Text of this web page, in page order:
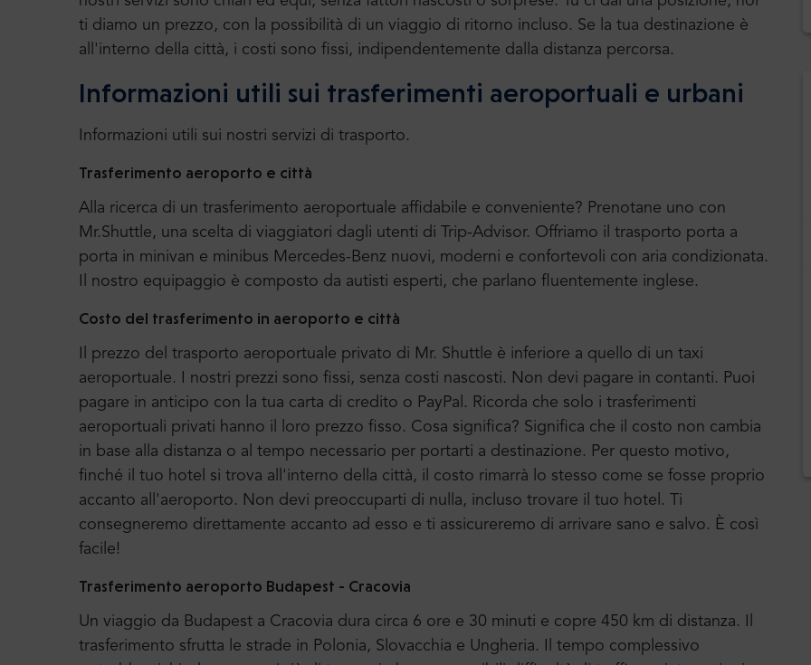
ti diamo un prezzo, con la possibilità di un viaggio di ritorno incluso. Se la tua destinazione è
all'interno della città, i costi sono fissi, indipendentemente dalla distanza percorsa.
Informazioni utili sui trasferimenti aeroportuali e urbani
Informazioni utili sui nostri servizi di trasporto.
Trasferimento aeroporto e città
Alla ricerca di un trasferimento aeroportuale affidabile e conveniente? Prenotane uno con
Mr.Shuttle, una scelta di viaggiatori dagli utenti di Trip-Advisor. Offriamo il trasporto porta a
porta in minivan e minibus Mercedes-Benz nuovi, moderni e confortevoli con aria condizionata.
Il nostro equipaggio è composto da autisti esperti, che parlano fluentemente inglese.
Costo del trasferimento in aeroporto e città
Il prezzo del trasporto aeroportuale privato di Mr. Shuttle è inferiore a quello di un taxi
aeroportuale. I nostri prezzi sono fissi, senza costi nascosti. Non devi pagare in contanti. Puoi
pagare in anticipo con la tua carta di credito o PayPal. Ricorda che solo i trasferimenti
aeroportuali privati hanno il loro prezzo fisso. Cosa significa? Significa che il costo non cambia
in base alla distanza o al tempo necessario per portarti a destinazione. Per questo motivo,
finché il tuo hotel si trova all'interno della città, il costo rimarrà lo stesso come se fosse proprio
accanto all'aeroporto. Non devi preoccuparti di nulla, incluso trovare il tuo hotel. Ti
consegneremo direttamente accanto ad esso e ti assicureremo di arrivare sano e salvo. È così
facile!
Trasferimento aeroporto Budapest - Cracovia
Un viaggio da Budapest a Cracovia dura circa 6 ore e 30 minuti e copre 450 km di distanza. Il
trasferimento sfrutta le strade in Polonia, Slovacchia e Ungheria. Il tempo complessivo